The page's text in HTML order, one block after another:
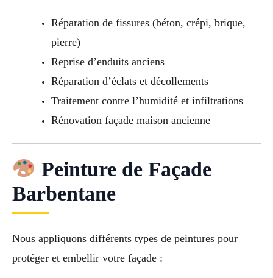
Réparation de fissures (béton, crépi, brique,
pierre)
Reprise d’enduits anciens
Réparation d’éclats et décollements
Traitement contre l’humidité et infiltrations
Rénovation façade maison ancienne
Peinture de Façade
Barbentane
Nous appliquons différents types de peintures pour
protéger et embellir votre façade :